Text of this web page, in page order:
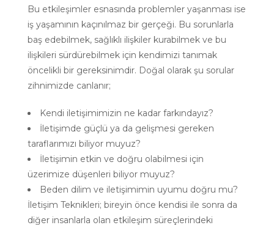
Bu etkileşimler esnasında problemler yaşanması ise
iş yaşamının kaçınılmaz bir gerçeği. Bu sorunlarla
baş edebilmek, sağlıklı ilişkiler kurabilmek ve bu
ilişkileri sürdürebilmek için kendimizi tanımak
öncelikli bir gereksinimdir. Doğal olarak şu sorular
zihnimizde canlanır;
Kendi iletişimimizin ne kadar farkındayız?
İletişimde güçlü ya da gelişmesi gereken
taraflarımızı biliyor muyuz?
İletişimin etkin ve doğru olabilmesi için
üzerimize düşenleri biliyor muyuz?
Beden dilim ve iletişimimin uyumu doğru mu?
İletişim Teknikleri; bireyin önce kendisi ile sonra da
diğer insanlarla olan etkileşim süreçlerindeki